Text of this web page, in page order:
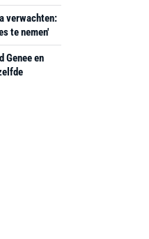
verwachten:
te nemen'
Genee en